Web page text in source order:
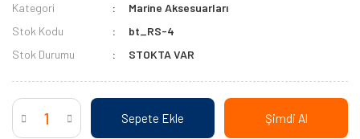
Kategori
Marine Aksesuarları
Stok Kodu
bt_RS-4
Stok Durumu
STOKTA VAR
Sepete Ekle Şimdi Al